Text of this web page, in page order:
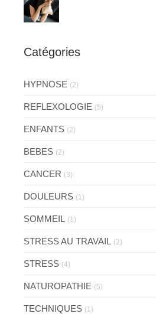
Catégories
HYPNOSE (2)
REFLEXOLOGIE (5)
ENFANTS (2)
BEBES (2)
CANCER (3)
DOULEURS (1)
SOMMEIL (1)
STRESS AU TRAVAIL (2)
STRESS (4)
NATUROPATHIE (5)
TECHNIQUES (1)